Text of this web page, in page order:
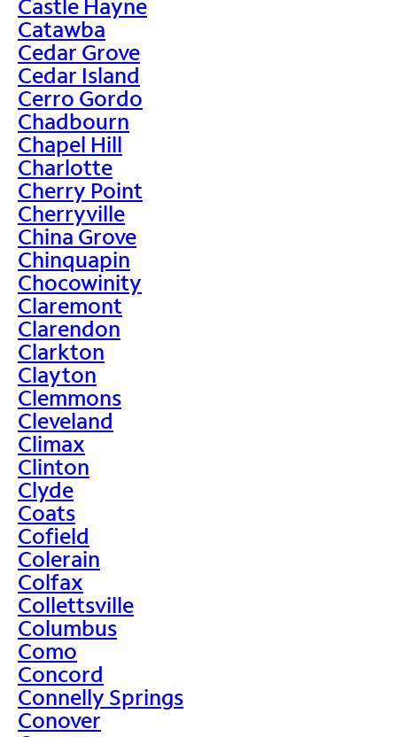
Castle Hayne
Catawba
Cedar Grove
Cedar Island
Cerro Gordo
Chadbourn
Chapel Hill
Charlotte
Cherry Point
Cherryville
China Grove
Chinquapin
Chocowinity
Claremont
Clarendon
Clarkton
Clayton
Clemmons
Cleveland
Climax
Clinton
Clyde
Coats
Cofield
Colerain
Colfax
Collettsville
Columbus
Como
Concord
Connelly Springs
Conover